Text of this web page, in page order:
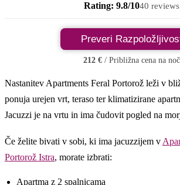
Rating: 9.8/1040 reviews
Preveri
212 €/ Približna cena na noč
Nastanitev Apartments Feral Portorož leži v
ponuja urejen vrt, teraso ter klimatizirane
Jacuzzi je na vrtu in ima čudovit pogled na
Če želite bivati v sobi, ki ima jacuzzijem v
Portorož Istra, morate izbrati:
Apartma z 2 spalnicama